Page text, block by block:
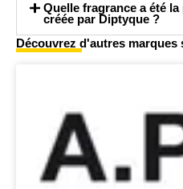
Quelle fragrance a été
créée par Diptyque ?
Découvrez d'autres marques